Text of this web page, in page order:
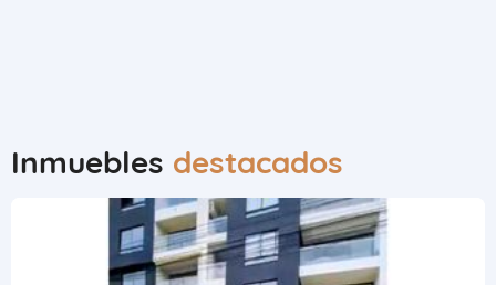
Inmuebles destacados